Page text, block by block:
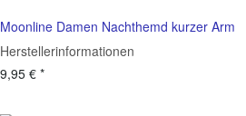
Moonline Damen Nachthemd kurzer Arm
Herstellerinformationen
9,95 € *